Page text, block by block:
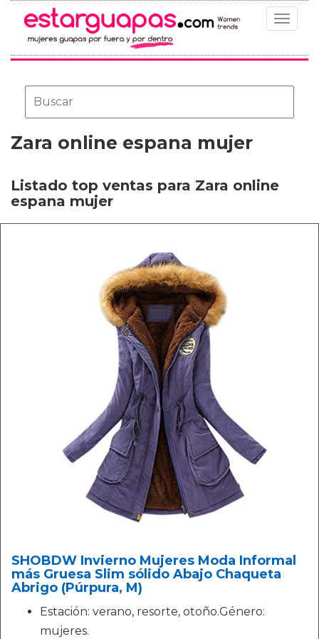
Toggle
Zara online espana mujer
Listado top ventas para Zara online
espana mujer
SHOBDW Invierno Mujeres Moda Informal
más Gruesa Slim sólido Abajo Chaqueta
Abrigo (Púrpura, M)
Estación: verano, resorte, otoño.Género:
mujeres.